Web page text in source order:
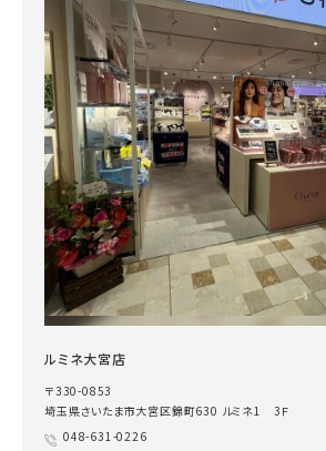
ルミネ大宮店
〒330-0853
埼玉県さいたま市大宮区錦町630 ルミネ1 3Ｆ
048-631-0226